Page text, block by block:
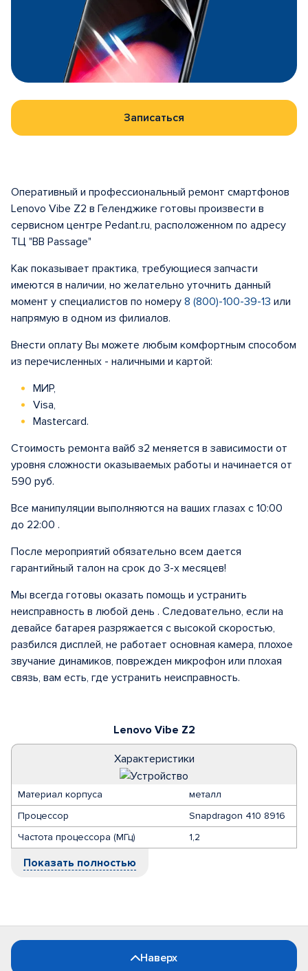
Записаться
Lenovo Vibe Z2
Характеристики
Материал корпуса
металл
Процессор
Snapdragon 410 8916
Частота процессора (МГц)
1,2
Показать полностью
Оперативный и профессиональный ремонт смартфонов
Lenovo Vibe Z2 в Геленджике готовы произвести в
сервисном центре Pedant.ru, расположенном по адресу
ТЦ "BB Passage"
Как показывает практика, требующиеся запчасти
имеются в наличии, но желательно уточнить данный
момент у специалистов по номеру 8 (800)-100-39-13 или
напрямую в одном из филиалов.
Внести оплату Вы можете любым комфортным способом
из перечисленных - наличными и картой:
МИР,
Visa,
Mastercard.
Стоимость ремонта вайб з2 меняется в зависимости от
уровня сложности оказываемых работы и начинается от
590 руб.
Все манипуляции выполняются на ваших глазах с 10:00
до 22:00 .
После мероприятий обязательно всем дается
гарантийный талон на срок до 3-х месяцев!
Мы всегда готовы оказать помощь и устранить
неисправность в любой день . Следовательно, если на
девайсе батарея разряжается с высокой скоростью,
разбился дисплей, не работает основная камера, плохое
звучание динамиков, поврежден микрофон или плохая
связь, вам есть, где устранить неисправность.
Наверх